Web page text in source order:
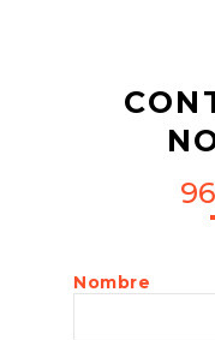
Nombre